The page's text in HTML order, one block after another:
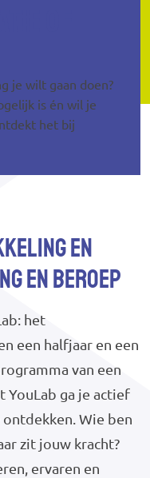
je wilt gaan doen?
is én wil je
het bij
en
en beroep
het
een halfjaar en een
van een
YouLab ga je actief
Wie ben
zit jouw kracht?
ervaren en